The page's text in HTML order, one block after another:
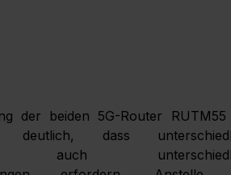
der beiden 5G-Router
deutlich, dass
auch